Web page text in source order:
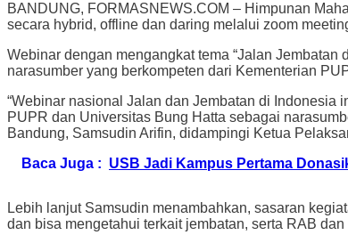
BANDUNG, FORMASNEWS.COM – Himpunan
secara hybrid, offline dan daring melalui zoom
Webinar dengan mengangkat tema “Jalan
narasumber yang berkompeten dari Kementerian
“Webinar nasional Jalan dan Jembatan di
PUPR dan Universitas Bung Hatta sebagai
Bandung, Samsudin Arifin, didampingi Ketua
Baca Juga : USB Jadi Kampus Pertama
Lebih lanjut Samsudin menambahkan, sasaran
dan bisa mengetahui terkait jembatan, serta RAB dan